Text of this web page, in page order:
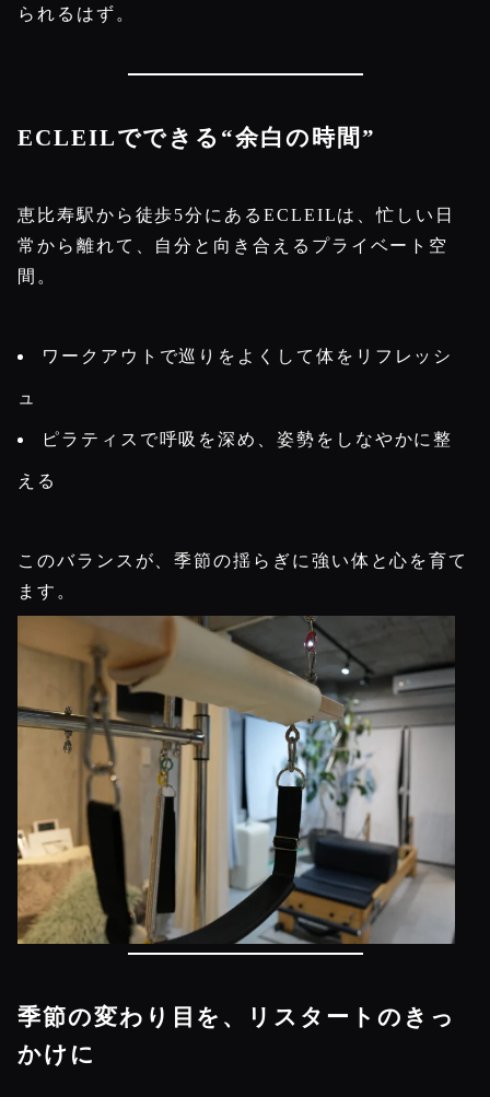
られるはず。
ECLEILでできる“余白の時間”
恵比寿駅から徒歩5分にあるECLEILは、忙しい日
常から離れて、自分と向き合えるプライベート空
間。
ワークアウトで巡りをよくして体をリフレッシ
ュ
ピラティスで呼吸を深め、姿勢をしなやかに整
える
このバランスが、季節の揺らぎに強い体と心を育て
ます。
季節の変わり目を、リスタートのきっ
かけに